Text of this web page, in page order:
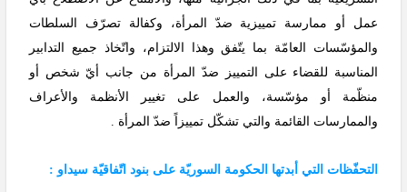
عمل أو ممارسة تمييزية ضدّ المرأة، وكفالة تصرّف السلطات
والمؤسّسات العامّة بما يتّفق وهذا الالتزام، واتّخاذ جميع التدابير
المناسبة للقضاء على التمييز ضدّ المرأة من جانب أيّ شخص أو
منظّمة أو مؤسّسة، والعمل على تغيير الأنظمة والأعراف
والممارسات القائمة والتي تشكّل تمييزاً ضدّ المرأة .
التحفّظات التي أبدتها الحكومة السوريّة على بنود اتّفاقيّة سيداو :